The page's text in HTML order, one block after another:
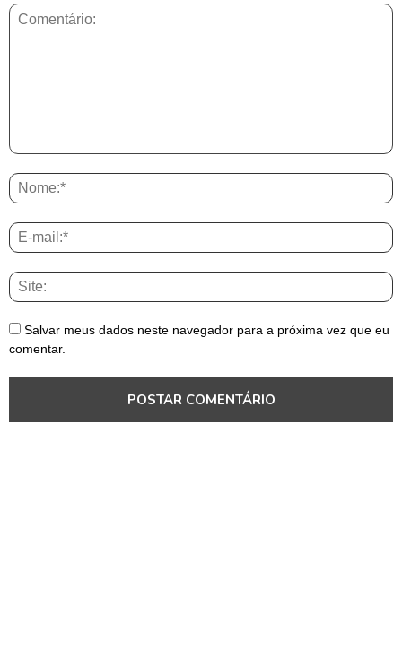
Salvar meus dados neste navegador para a próxima vez que eu
comentar.